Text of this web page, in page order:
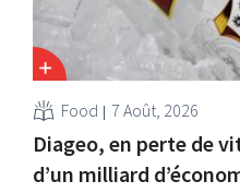
Food 7 Août, 2026
Diageo, en perte de
d’un milliard